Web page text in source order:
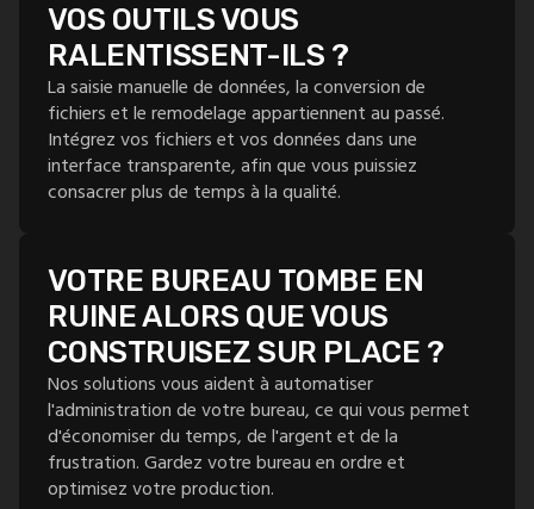
VOS OUTILS VOUS
RALENTISSENT-ILS ?
La saisie manuelle de données, la conversion de
fichiers et le remodelage appartiennent au passé.
Intégrez vos fichiers et vos données dans une
interface transparente, afin que vous puissiez
consacrer plus de temps à la qualité.
VOTRE BUREAU TOMBE EN
RUINE ALORS QUE VOUS
CONSTRUISEZ SUR PLACE ?
Nos solutions vous aident à automatiser
l'administration de votre bureau, ce qui vous permet
d'économiser du temps, de l'argent et de la
frustration. Gardez votre bureau en ordre et
optimisez votre production.